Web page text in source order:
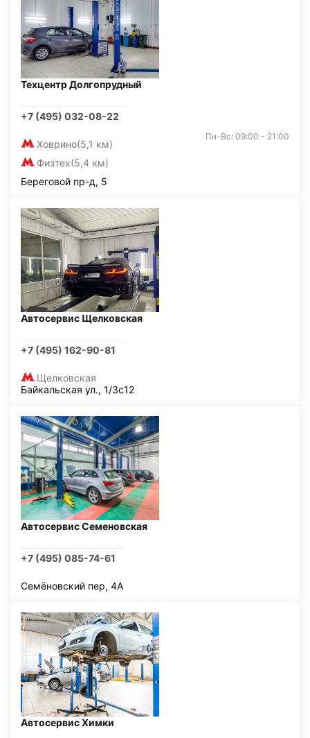
Техцентр Долгопрудный
+7 (495) 032-08-22
Ховрино(5,1 км)
Физтех(5,4 км)
Пн-Вс: 09:00 - 21:00
Береговой пр-д, 5
Автосервис Щелковская
+7 (495) 162-90-81
Щелковская
Байкальская ул., 1/3с12
Автосервис Семеновская
+7 (495) 085-74-61
Семёновский пер, 4А
Автосервис Химки